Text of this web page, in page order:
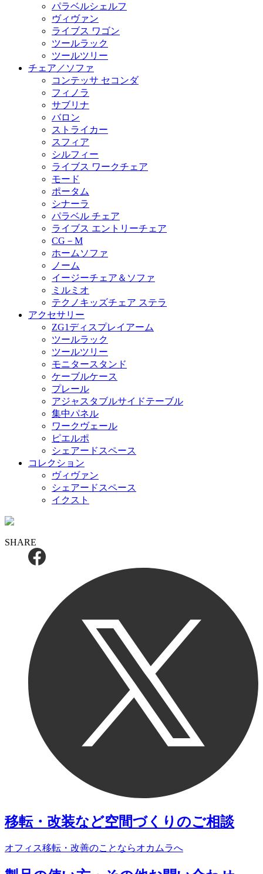
パラベルシェルフ
ヴィヴァン
ライブス ワゴン
ツールラック
ツールツリー
チェア／ソファ
コンテッサ セコンダ
フィノラ
サブリナ
バロン
ストライカー
スフィア
シルフィー
ライブス ワークチェア
モード
ポータム
シナーラ
パラベル チェア
ライブス エントリーチェア
CG－M
ホームソファ
ノーム
イージーチェア＆ソファ
ミルミオ
テクノキッズチェア ステラ
アクセサリー
ZG1ディスプレイアーム
ツールラック
ツールツリー
モニタースタンド
ケーブルケース
プレール
アジャスタブルサイドテーブル
集中パネル
ワークヴェール
ピエルポ
シェアードスペース
コレクション
ヴィヴァン
シェアードスペース
イクスト
SHARE
移転・改装など空間づくりのご相談
オフィス移転・改善のことならオカムラへ